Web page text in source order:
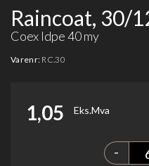
Raincoat, 30/
Coex ldpe 40 my
Varenr: RC.30
1,05 Eks.Mva
-